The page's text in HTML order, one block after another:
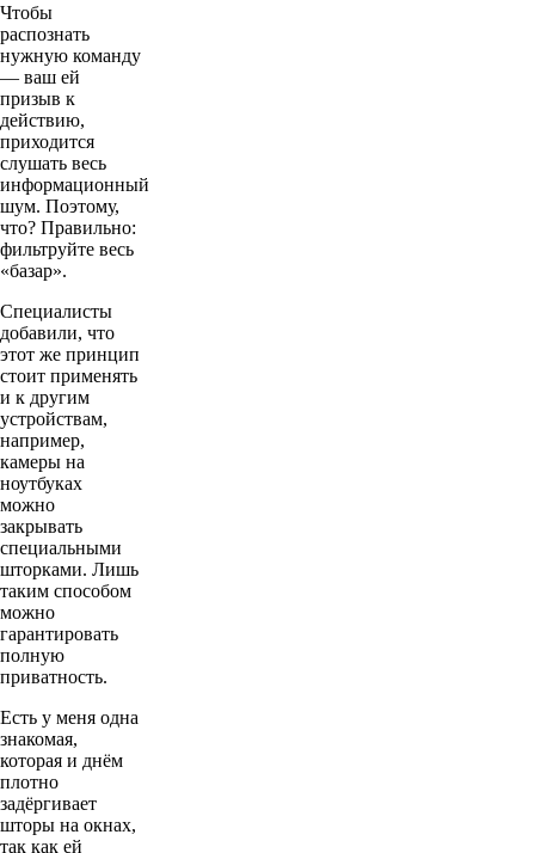
Чтобы
распознать
нужную команду
— ваш ей
призыв к
действию,
приходится
слушать весь
информационный
шум. Поэтому,
что? Правильно:
фильтруйте весь
«базар».
Специалисты
добавили, что
этот же принцип
стоит применять
и к другим
устройствам,
например,
камеры на
ноутбуках
можно
закрывать
специальными
шторками. Лишь
таким способом
можно
гарантировать
полную
приватность.
Есть у меня одна
знакомая,
которая и днём
плотно
задёргивает
шторы на окнах,
так как ей